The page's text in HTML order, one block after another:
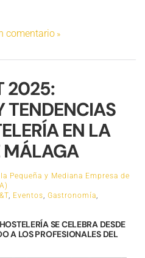
comentario
2025:
TENDENCIAS
EN LA
MÁLAGA
Pequeña y Mediana Empresa de
, Eventos, Gastronomía,
SE CELEBRA DESDE
A LOS PROFESIONALES DEL